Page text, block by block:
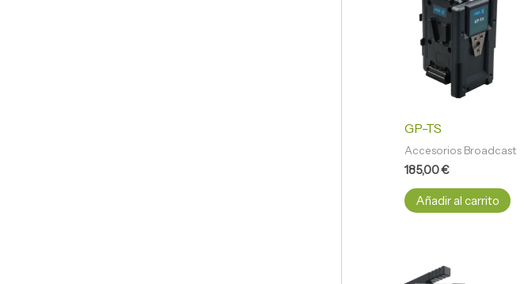
GP-TS
Accesorios Broadcast
185,00€
Añadir al carrito